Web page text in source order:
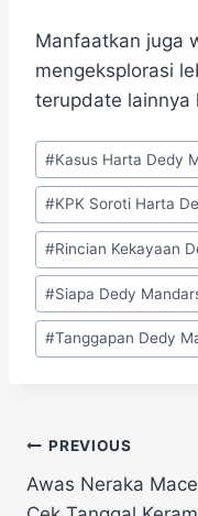
Manfaatkan juga
mengeksplorasi
terupdate lainnya
Post
Tags:
#Kasus Harta Dedy
#KPK Soroti Harta
#Rincian Kekayaan
#Siapa Dedy
#Tanggapan Dedy
Navigasi
pos
PREVIOUS
Awas Neraka